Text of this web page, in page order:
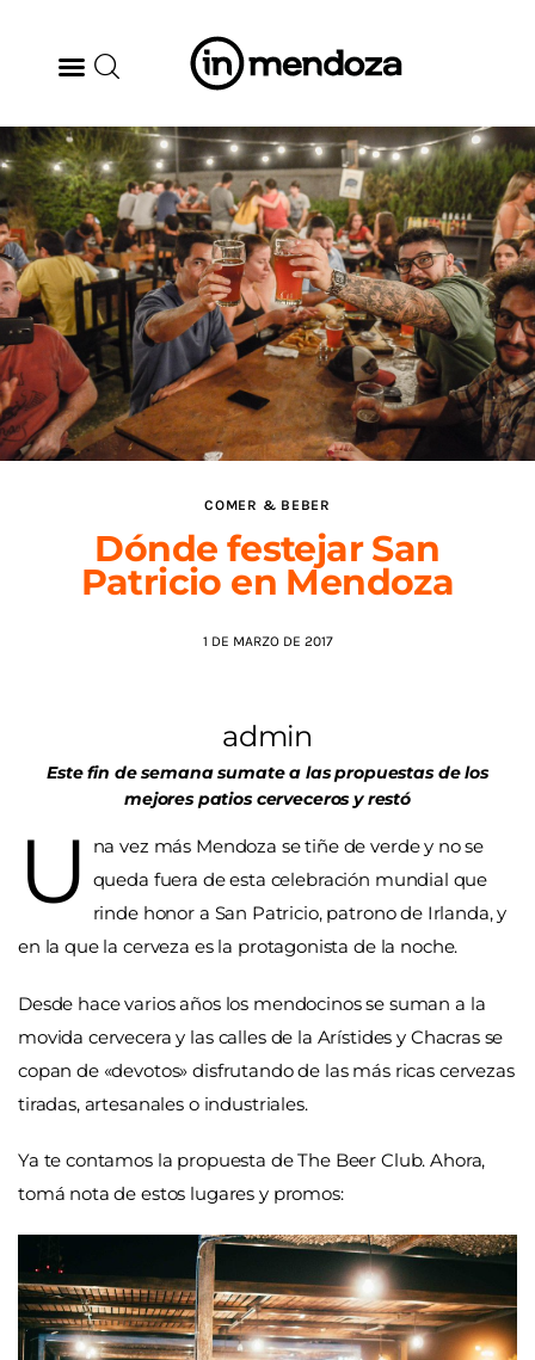
BODEGAS
GASTRONOMÍA
ARTE & CULTURA
MÚSICA
DÓNDE IR
TENDENCIAS
AGENDA
COMER & BEBER
Dónde festejar San
Patricio en Mendoza
1 DE MARZO DE 2017
admin
Este fin de semana sumate a las propuestas de los
mejores patios cerveceros y restó
U
na vez más Mendoza se tiñe de verde y no se
queda fuera de esta celebración mundial que
rinde honor a San Patricio, patrono de Irlanda, y
en la que la cerveza es la protagonista de la noche.
Desde hace varios años los mendocinos se suman a la
movida cervecera y las calles de la Arístides y Chacras se
copan de «devotos» disfrutando de las más ricas cervezas
tiradas, artesanales o industriales.
Ya te contamos la propuesta de The Beer Club. Ahora,
tomá nota de estos lugares y promos: